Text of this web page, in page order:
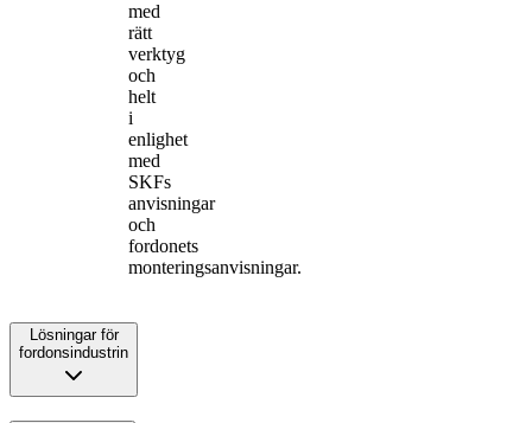
med
rätt
verktyg
och
helt
i
enlighet
med
SKFs
anvisningar
och
fordonets
monteringsanvisningar.
Lösningar för
fordonsindustrin